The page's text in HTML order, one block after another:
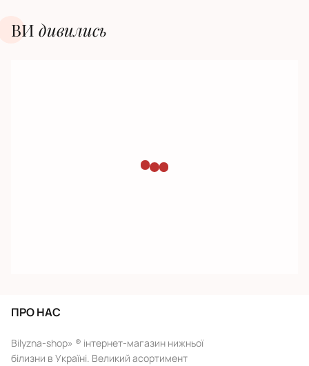
ВИ дивилиcь
ПРО НАС
Bilyzna-shop» ® інтернет-магазин нижньої
білизни в Україні. Великий асортимент